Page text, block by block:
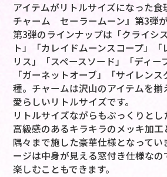
アイテムがリトルサイズになった食
チャーム セーラームーン』第3弾
第3弾のラインナップは「クライシ
ト」「カレイドムーンスコープ」「
リス」「スペースソード」「ディー
「ガーネットオーブ」「サイレン
種。チャームは沢山のアイテムを揃
愛らしいリトルサイズです。
リトルサイズながらもぷっくりとし
高級感のあるキラキラのメッキ加工
隅々まで施した豪華仕様となってい
ージは中身が見える窓付き仕様なの
楽しむこともできます。